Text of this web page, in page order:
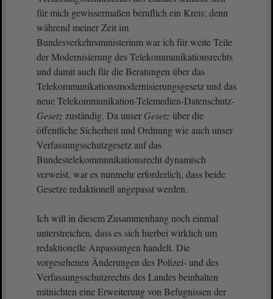
für mich gewissermaßen beruflich ein Kreis; denn
während meiner Zeit im
Bundesverkehrsministerium war ich für weite Teile
der Modernisierung des Telekommunikationsrechts
und damit auch für die Beratungen über das
Telekommunikationsmodernisierungsgesetz und das
neue Telekommunikation-Telemedien-Datenschutz-
Gesetz zuständig. Da unser Gesetz über die
öffentliche Sicherheit und Ordnung wie auch unser
Verfassungsschutzgesetz auf das
Bundestelekommunikationsrecht dynamisch
verweist, war es nunmehr erforderlich, dass beide
Gesetze redaktionell angepasst werden.
Ich will in diesem Zusammenhang noch einmal
unterstreichen, dass es sich hierbei wirklich um
redaktionelle Anpassungen handelt. Die
vorgesehenen Änderungen des Polizei- und des
Verfassungsschutzrechts des Landes beinhalten
mitnichten eine Erweiterung von Befugnissen der